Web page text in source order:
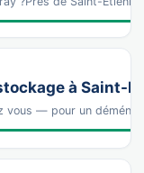
à Saint-
vous — pour un